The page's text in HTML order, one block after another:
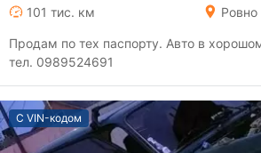
101 тис. км
Ровно
Продам по тех паспорту. Авто в
тел. 0989524691
С VIN-кодом